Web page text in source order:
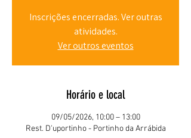
Inscrições encerradas. Ver outras
atividades.
Ver outros eventos
Horário e local
09/05/2026, 10:00 – 13:00
Rest. D'uportinho - Portinho da Arrábida